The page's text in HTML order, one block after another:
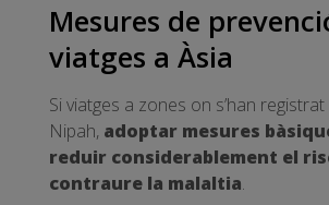
Mesures de
viatges a Àsia
Si viatges a zones on s’han
Nipah, adoptar mesures
reduir considerablement el
contraure la malaltia.